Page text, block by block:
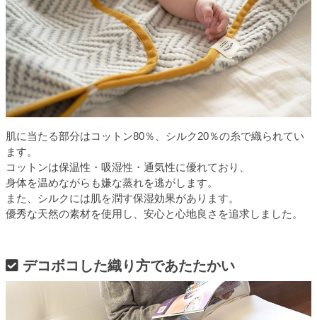
肌に当たる部分はコットン80％、シルク20％の糸で織られてい
ます。
コットンは保温性・吸湿性・通気性に優れており、
身体を温めながらも嫌な蒸れを逃がします。
また、シルクには肌を潤す保湿効果があります。
優秀な天然の素材を使用し、安心と心地良さを追求しました。
デコボコした織り方であたたかい